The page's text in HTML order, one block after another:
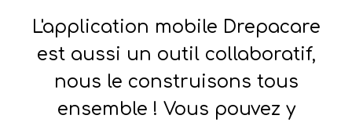
L'application mobile Drepacare
est aussi un outil collaboratif,
nous le construisons tous
ensemble ! Vous pouvez y